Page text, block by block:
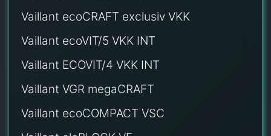
Vaillant ecoCRAFT exclusiv VKK
Vaillant ecoVIT/5 VKK INT
Vaillant ECOVIT/4 VKK INT
Vaillant VGR megaCRAFT
Vaillant ecoCOMPACT VSC